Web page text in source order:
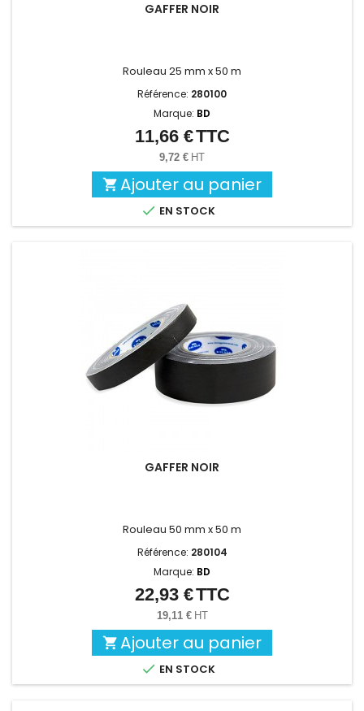
GAFFER NOIR
Rouleau 25 mm x 50 m
Référence: 280100
Marque: BD
Prix
11,66 €TTC
9,72 € HT
 Ajouter au panier
 EN STOCK
GAFFER NOIR
Rouleau 50 mm x 50 m
Référence: 280104
Marque: BD
Prix
22,93 €TTC
19,11 € HT
 Ajouter au panier
 EN STOCK